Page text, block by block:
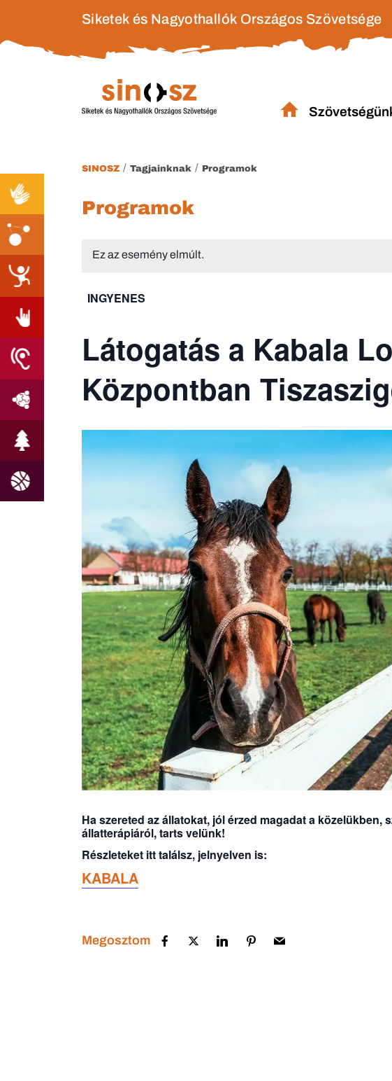
Siketek és Nagyothallók Országos Szövetsége
SINOSZ / Tagjainknak / Programok
Programok
Ez az esemény elmúlt.
INGYENES
Látogatás a Kabala
Központban
Ha szereted az állatokat, jól érzed magadat a közelükben,
állatterápiáról, tarts velünk!
Részleteket itt találsz, jelnyelven is:
KABALA
Megosztom